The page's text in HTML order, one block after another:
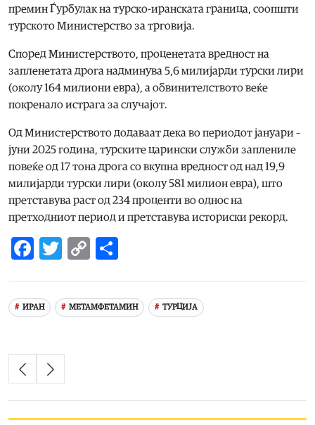
премин Ѓурбулак на турско-иранската граница, соопшти
турското Министерство за трговија.
Според Министерството, проценетата вредност на
запленетата дрога надминува 5,6 милијарди турски лири
(околу 164 милиони евра), а обвинителството веќе
покренало истрага за случајот.
Од Министерството додаваат дека во периодот јануари –
јуни 2025 година, турските царински служби заплениле
повеќе од 17 тона дрога со вкупна вредност од над 19,9
милијарди турски лири (околу 581 милион евра), што
претставува раст од 234 проценти во однос на
претходниот период и претставува историски рекорд.
Facebook
Twitter
Copy
ИРАН МЕТАМФЕТАМИН ТУРЦИЈА